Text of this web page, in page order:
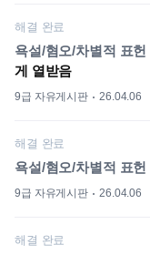
해결 완료
욕설/혐오/차별적 표헌
게 열받음
9급 자유게시판 26.04.06
해결 완료
욕설/혐오/차별적 표헌
9급 자유게시판 26.04.06
해결 완료